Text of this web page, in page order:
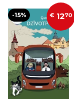
-15% € 1270